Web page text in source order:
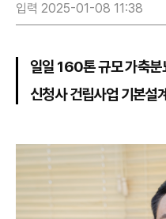
입력 2025-01-08 11:38
일일 160톤 규모 가축분
신청사 건립사업 기본설